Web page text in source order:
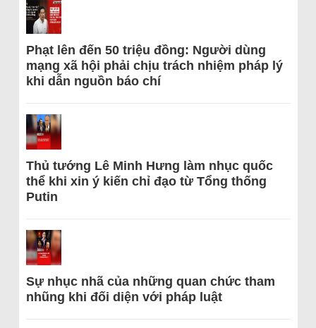
Phạt lên đến 50 triệu đồng: Người dùng
mạng xã hội phải chịu trách nhiệm pháp lý
khi dẫn nguồn báo chí
Thủ tướng Lê Minh Hưng làm nhục quốc
thể khi xin ý kiến chỉ đạo từ Tổng thống
Putin
Sự nhục nhã của những quan chức tham
nhũng khi đối diện với pháp luật